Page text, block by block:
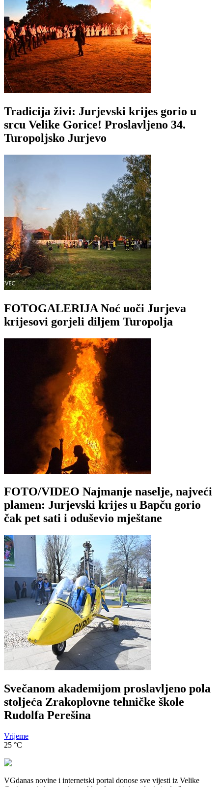
Tradicija živi: Jurjevski krijes gorio u
srcu Velike Gorice! Proslavljeno 34.
Turopoljsko Jurjevo
FOTOGALERIJA Noć uoči Jurjeva
krijesovi gorjeli diljem Turopolja
FOTO/VIDEO Najmanje naselje, najveći
plamen: Jurjevski krijes u Bapču gorio
čak pet sati i oduševio mještane
Svečanom akademijom proslavljeno pola
stoljeća Zrakoplovne tehničke škole
Rudolfa Perešina
Vrijeme
25 °C
VGdanas novine i internetski portal donose sve vijesti iz Velike